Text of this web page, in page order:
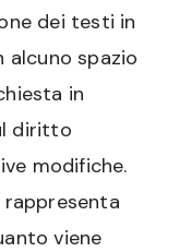
dei testi in
spazio
in
diritto
modifiche.
rappresenta
viene